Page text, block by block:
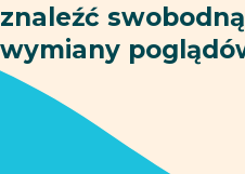
znaleźć
wymiany